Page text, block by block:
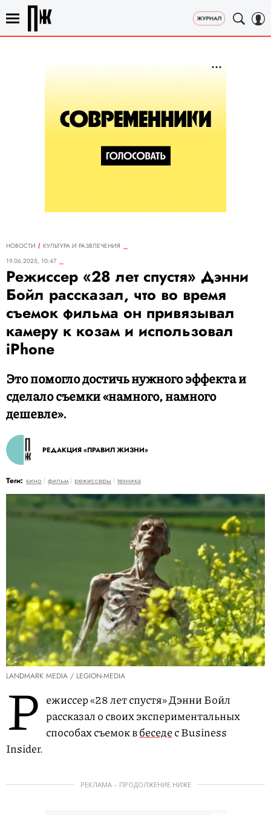
НОВОСТИ
КУЛЬТУРА И РАЗВЛЕЧЕНИЯ
19.06.2025, 10:47
Режиссер «28 лет спустя» Дэнни
Бойл рассказал, что во время
съемок фильма он привязывал
камеру к козам и использовал
iPhone
Это помогло достичь нужного эффекта и
сделало съемки «намного, намного
дешевле».
РЕДАКЦИЯ «ПРАВИЛ ЖИЗНИ»
Теги: кино фильм режиссеры техника
LANDMARK MEDIA / LEGION-MEDIA
Р ежиссер «28 лет спустя» Дэнни Бойл
рассказал о своих экспериментальных
способах съемок вбеседес Business
Insider.
РЕКЛАМА – ПРОДОЛЖЕНИЕ НИЖЕ